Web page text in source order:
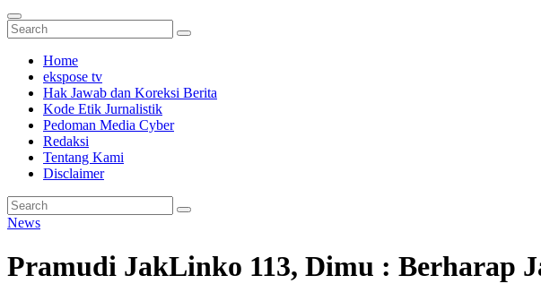
Home
ekspose tv
Hak Jawab dan Koreksi Berita
Kode Etik Jurnalistik
Pedoman Media Cyber
Redaksi
Tentang Kami
Disclaimer
News
Pramudi JakLinko 113, Dimu : Berharap